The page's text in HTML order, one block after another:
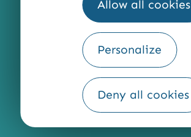
Allow all cookies
Personalize
Deny all cookies
Fourni par
Traduction